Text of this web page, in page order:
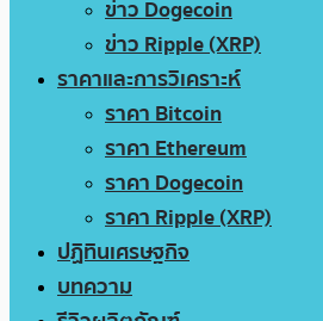
ข่าว Dogecoin
ข่าว Ripple (XRP)
ราคาและการวิเคราะห์
ราคา Bitcoin
ราคา Ethereum
ราคา Dogecoin
ราคา Ripple (XRP)
ปฏิทินเศรษฐกิจ
บทความ